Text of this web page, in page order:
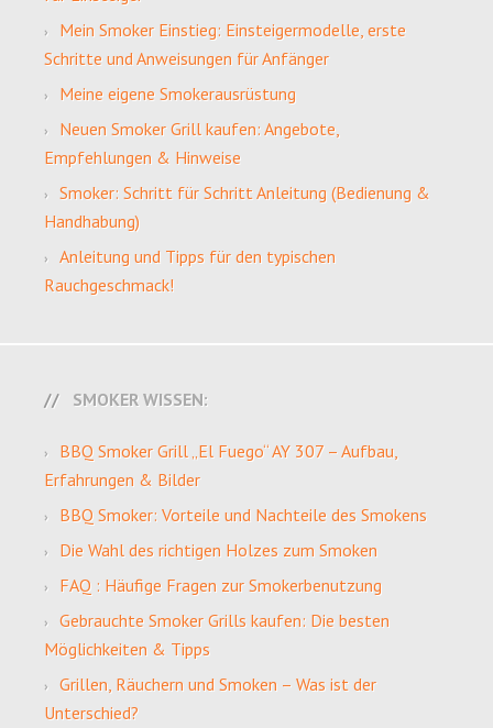
Mein Smoker Einstieg: Einsteigermodelle, erste
Schritte und Anweisungen für Anfänger
Meine eigene Smokerausrüstung
Neuen Smoker Grill kaufen: Angebote,
Empfehlungen & Hinweise
Smoker: Schritt für Schritt Anleitung (Bedienung &
Handhabung)
Anleitung und Tipps für den typischen
Rauchgeschmack!
SMOKER WISSEN:
BBQ Smoker Grill „El Fuego“ AY 307 – Aufbau,
Erfahrungen & Bilder
BBQ Smoker: Vorteile und Nachteile des Smokens
Die Wahl des richtigen Holzes zum Smoken
FAQ : Häufige Fragen zur Smokerbenutzung
Gebrauchte Smoker Grills kaufen: Die besten
Möglichkeiten & Tipps
Grillen, Räuchern und Smoken – Was ist der
Unterschied?